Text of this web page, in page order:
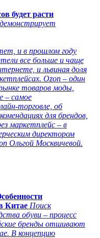
будет расти
и в прошлом году
все больше и чаще
и львиная доля
Ozon – один
товаров моды,
– самое
торговле, об
для брендов,
маркетплейс – в
директором
Ольгой Москвичевой.
Китае Поиск
обуви – процесс
бренды отшивают
В концепцию